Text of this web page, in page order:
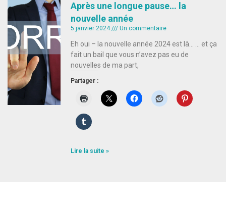
Après une longue pause… la
nouvelle année
5 janvier 2024 Un commentaire
Eh oui – la nouvelle année 2024 est là… … et ça
fait un bail que vous n’avez pas eu de
nouvelles de ma part,
Partager :
Lire la suite »